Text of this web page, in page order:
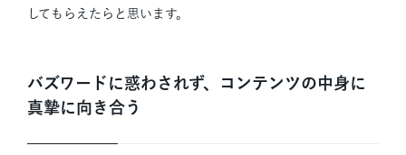
してもらえたらと思います。
バズワードに惑わされず、コンテンツの中身に
真摯に向き合う